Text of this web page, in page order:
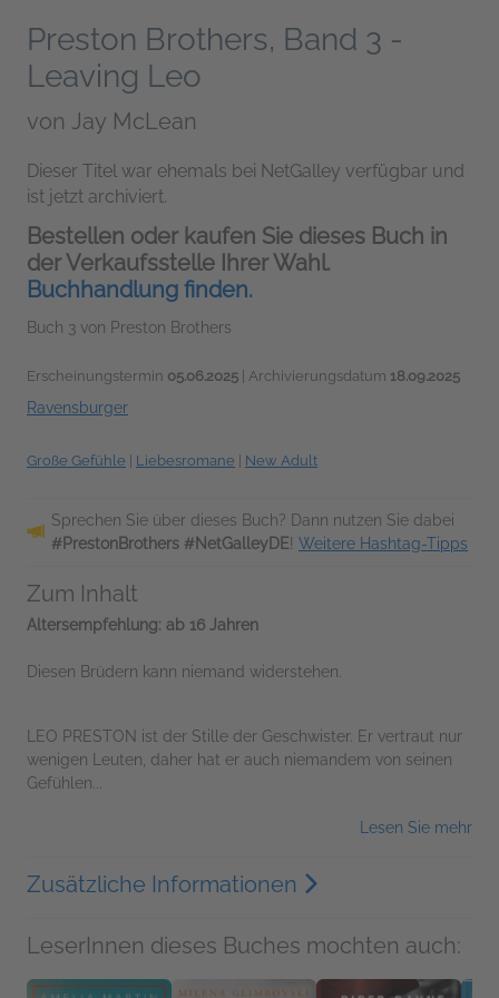
Preston Brothers, Band 3 -
Leaving Leo
von Jay McLean
Dieser Titel war ehemals bei NetGalley verfügbar und
ist jetzt archiviert.
Bestellen oder kaufen Sie dieses Buch in
der Verkaufsstelle Ihrer Wahl.
Buchhandlung finden.
Buch 3 von Preston Brothers
Erscheinungstermin 05.06.2025 | Archivierungsdatum 18.09.2025
Ravensburger
Große Gefühle | Liebesromane | New Adult
Sprechen Sie über dieses Buch? Dann nutzen Sie dabei
#PrestonBrothers #NetGalleyDE! Weitere Hashtag-Tipps
Zum Inhalt
Altersempfehlung: ab 16 Jahren
Diesen Brüdern kann niemand widerstehen.
LEO PRESTON ist der Stille der Geschwister. Er vertraut nur
wenigen Leuten, daher hat er auch niemandem von seinen
Gefühlen...
Lesen Sie mehr
Zusätzliche Informationen
LeserInnen dieses Buches mochten auch: